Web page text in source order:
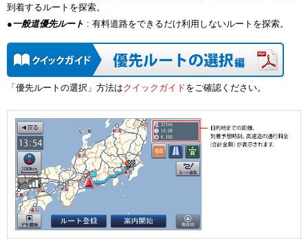
到着するルートを探索。
●一般道優先ルート : 有料道路をできるだけ利用しないルートを探索。
「優先ルートの選択」方法はクイックガイドをご確認ください。